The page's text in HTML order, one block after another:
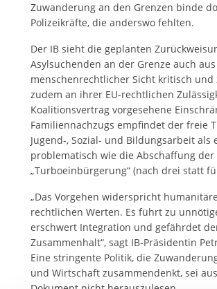
Zuwanderung an den Grenzen binde
Polizeikräfte, die anderswo fehlten.
Der IB sieht die geplanten
Asylsuchenden an der Grenze auch aus
menschenrechtlicher Sicht kritisch und
zudem an ihrer EU-rechtlichen
Koalitionsvertrag vorgesehene
Familiennachzugs empfindet der freie
Jugend-, Sozial- und Bildungsarbeit als
problematisch wie die Abschaffung der
„Turboeinbürgerung“ (nach drei statt
„Das Vorgehen widerspricht
rechtlichen Werten. Es führt zu
erschwert Integration und gefährdet
Zusammenhalt“, sagt IB-Präsidentin
Eine stringente Politik, die
und Wirtschaft zusammendenkt, sei